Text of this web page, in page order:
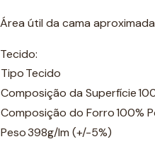
Área útil da cama aproximada
Tecido:
TipoTecido
Composição da Superfície
Composição do Forro100%
Peso398g/lm (+/-5%)